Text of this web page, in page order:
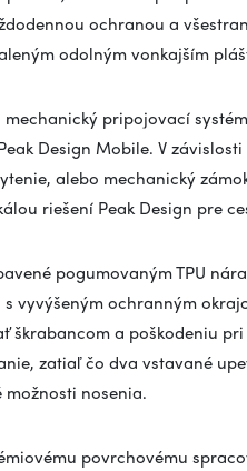
ochranou a
odolným vonkajším
pripojovací
Design Mobile. V
alebo mechanický
riešení Peak Design pre
pogumovaným TPU
s vyvýšeným ochranným
škrabancom a poškodeniu
zatiaľ čo dva vstavané
možnosti nosenia.
povrchovému